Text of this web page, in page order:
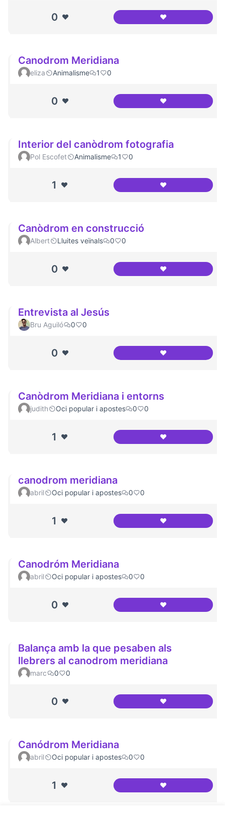
0 ❤️ ❤️Canòdrom
Canodrom Meridiana
eliza Animalisme 1 0
0 ❤️ ❤️Canodrom
Interior del canòdrom fotografia
Pol Escofet Animalisme 1 0
1 ❤️ ❤️Interior del
Canòdrom en construcció
Albert Lluites veïnals 0 0
0 ❤️ ❤️Canòdrom en
Entrevista al Jesús
Bru Aguiló 0 0
0 ❤️ ❤️Entrevista al
Canòdrom Meridiana i entorns
judith Oci popular i apostes 0 0
1 ❤️ ❤️Canòdrom
canodrom meridiana
abril Oci popular i apostes 0 0
1 ❤️ ❤️canodrom
Canodróm Meridiana
abril Oci popular i apostes 0 0
0 ❤️ ❤️Canodróm
Balança amb la que pesaben als
llebrers al canodrom meridiana
marc 0 0
0 ❤️ ❤️Balança amb la
Canódrom Meridiana
abril Oci popular i apostes 0 0
1 ❤️ ❤️Canódrom